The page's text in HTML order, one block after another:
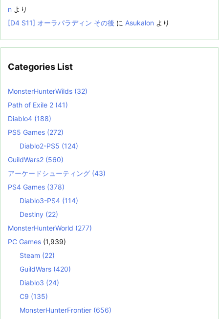
n より
[D4 S11] オーラパラディン その後 に Asukalon より
Categories List
MonsterHunterWilds (32)
Path of Exile 2 (41)
Diablo4 (188)
PS5 Games (272)
Diablo2-PS5 (124)
GuildWars2 (560)
アーケードシューティング (43)
PS4 Games (378)
Diablo3-PS4 (114)
Destiny (22)
MonsterHunterWorld (277)
PC Games (1,939)
Steam (22)
GuildWars (420)
Diablo3 (24)
C9 (135)
MonsterHunterFrontier (656)